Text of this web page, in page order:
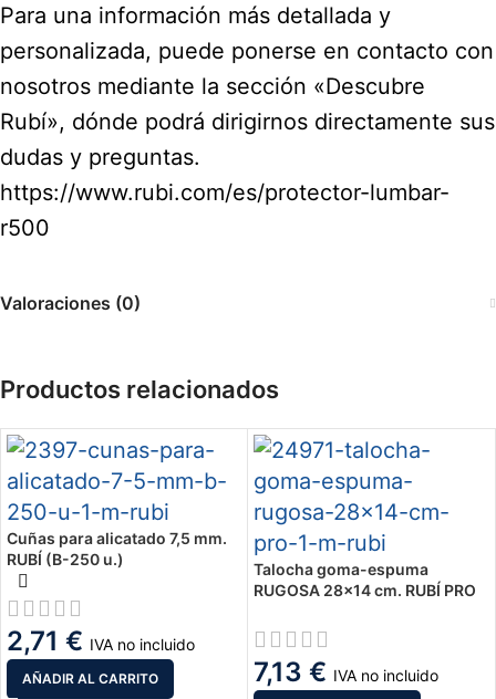
Para una información más detallada y
personalizada, puede ponerse en contacto con
nosotros mediante la sección «Descubre
Rubí», dónde podrá dirigirnos directamente sus
dudas y preguntas.
https://www.rubi.com/es/protector-lumbar-
r500
Valoraciones (0)
Productos relacionados
Cuñas para alicatado 7,5 mm.
RUBÍ (B-250 u.)
2,71 € IVA no incluido
AÑADIR AL CARRITO
Talocha goma-espuma
RUGOSA 28×14 cm. RUBÍ PRO
7,13 € IVA no incluido